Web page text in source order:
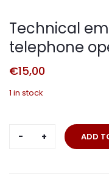
Technical
telephone
€15,00
1 in stock
Technical
emblem
ADD